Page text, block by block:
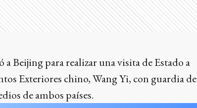
Beijing para realizar una visita de Estado a
Exteriores chino, Wang Yi, con guardia de
de ambos países.